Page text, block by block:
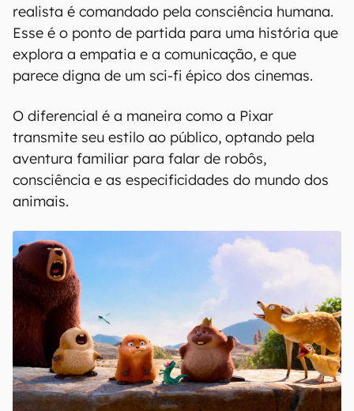
realista é comandado pela consciência humana.
Esse é o ponto de partida para uma história que
explora a empatia e a comunicação, e que
parece digna de um sci-fi épico dos cinemas.
O diferencial é a maneira como a Pixar
transmite seu estilo ao público, optando pela
aventura familiar para falar de robôs,
consciência e as especificidades do mundo dos
animais.